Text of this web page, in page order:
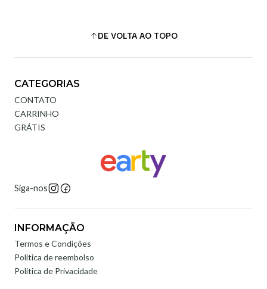
DE VOLTA AO TOPO
CATEGORIAS
CONTATO
CARRINHO
GRÁTIS
Siga-nos
INFORMAÇÃO
Termos e Condições
Politica de reembolso
Política de Privacidade